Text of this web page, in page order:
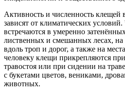
Активность и численность
зависят от климатических
встречаются в умеренно
лиственных и смешанных лесах,
вдоль троп и дорог, а также на
человеку клещи прикрепляются
травостоя или при сидении на
с букетами цветов, вениками,
животных.